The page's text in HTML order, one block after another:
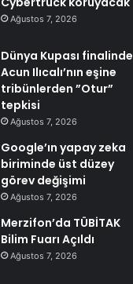
Ağustos 7, 2026
Dünya Kupası finalinde
Acun Ilıcalı’nın eşine
tribünlerden ”Otur”
tepkisi
Ağustos 7, 2026
Google’ın yapay zeka
biriminde üst düzey
görev değişimi
Ağustos 7, 2026
Merzifon’da TÜBİTAK
Bilim Fuarı Açıldı
Ağustos 7, 2026